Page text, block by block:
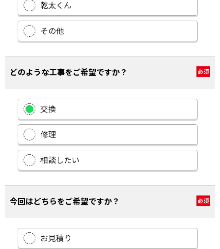
乾太くん
その他
どのような工事をご希望ですか？ 必須
交換
修理
相談したい
今回はどちらをご希望ですか？ 必須
お見積り